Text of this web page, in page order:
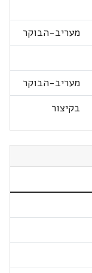
מעריב-הבוקר
מעריב-הבוקר
בקיצור